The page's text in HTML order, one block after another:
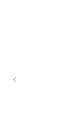
Согласие на получение рассылки